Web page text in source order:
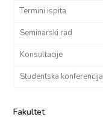
Termini ispita
Seminarski rad
Konsultacije
Studentska konferencija
Fakultet